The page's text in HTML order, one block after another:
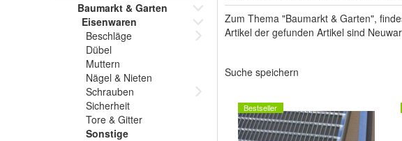
Baumarkt & Garten
Eisenwaren
Beschläge
Dübel
Muttern
Nägel & Nieten
Schrauben
Sicherheit
Tore & Gitter
Sonstige
Zum Thema "Baumarkt & Garten",
Artikel der gefunden Artikel sind
Suche speichern
Bestseller